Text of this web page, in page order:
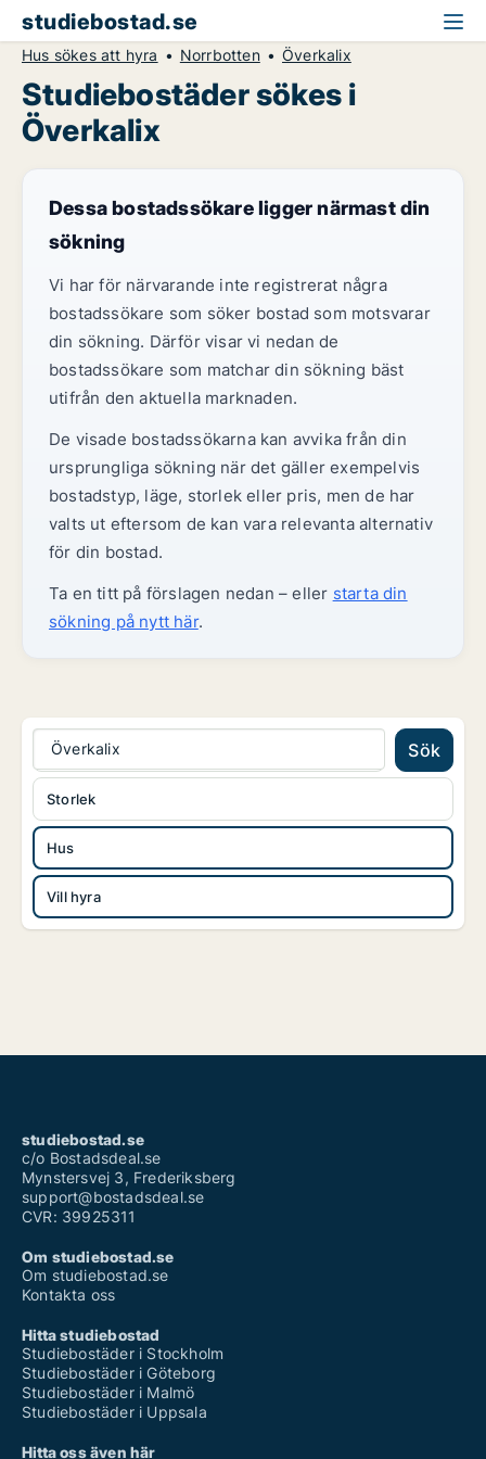
studiebostad.se
Hus sökes att hyra Norrbotten Överkalix
Studiebostäder sökes i
Överkalix
Dessa bostadssökare ligger närmast din
sökning
Vi har för närvarande inte registrerat några
bostadssökare som söker bostad som motsvarar
din sökning. Därför visar vi nedan de
bostadssökare som matchar din sökning bäst
utifrån den aktuella marknaden.
De visade bostadssökarna kan avvika från din
ursprungliga sökning när det gäller exempelvis
bostadstyp, läge, storlek eller pris, men de har
valts ut eftersom de kan vara relevanta alternativ
för din bostad.
Ta en titt på förslagen nedan – eller starta din
sökning på nytt här.
Överkalix Sök
Hus
Vill hyra
Storlek
studiebostad.se
c/o Bostadsdeal.se
Mynstersvej 3, Frederiksberg
support@bostadsdeal.se
CVR: 39925311
Om studiebostad.se
Om studiebostad.se
Kontakta oss
Hitta studiebostad
Studiebostäder i Stockholm
Studiebostäder i Göteborg
Studiebostäder i Malmö
Studiebostäder i Uppsala
Hitta oss även här